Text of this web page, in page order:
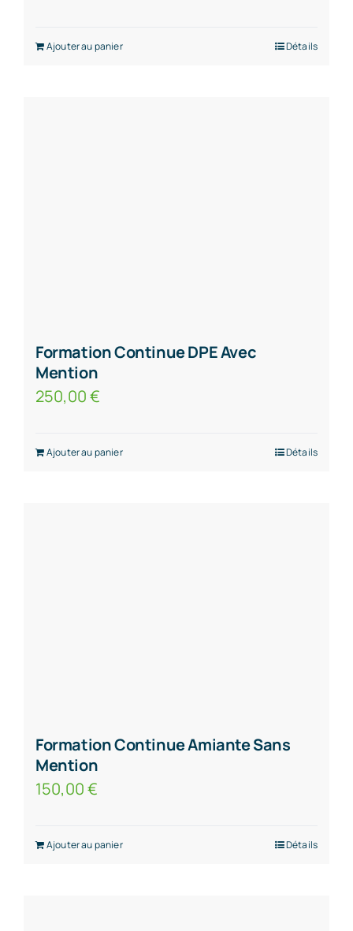
Ajouter au panier Détails
Formation Continue DPE Avec
Mention
250,00€
Ajouter au panier Détails
Formation Continue Amiante Sans
Mention
150,00€
Ajouter au panier Détails